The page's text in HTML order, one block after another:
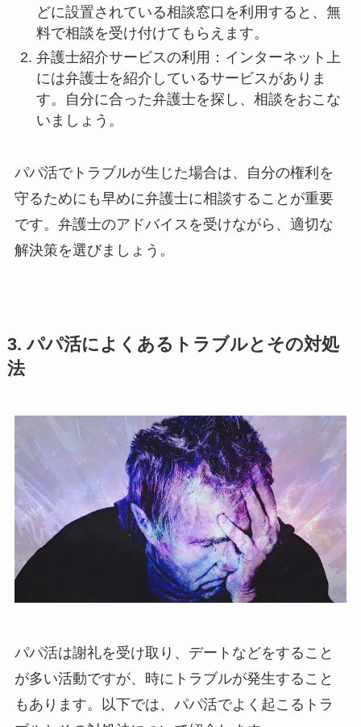
どに設置されている相談窓口を利用すると、無
料で相談を受け付けてもらえます。
弁護士紹介サービスの利用：インターネット上
には弁護士を紹介しているサービスがありま
す。自分に合った弁護士を探し、相談をおこな
いましょう。
パパ活でトラブルが生じた場合は、自分の権利を
守るためにも早めに弁護士に相談することが重要
です。弁護士のアドバイスを受けながら、適切な
解決策を選びましょう。
3. パパ活によくあるトラブルとその対処
法
パパ活は謝礼を受け取り、デートなどをすること
が多い活動ですが、時にトラブルが発生すること
もあります。以下では、パパ活でよく起こるトラ